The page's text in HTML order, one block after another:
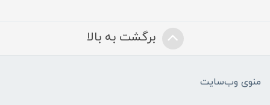
برگشت به بالا
منوی وب‌سایت